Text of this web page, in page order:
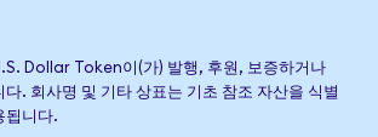
Dollar Token이(가) 발행, 후원, 보증하거나
. 회사명 및 기타 상표는 기초 참조 자산을 식별
됩니다.